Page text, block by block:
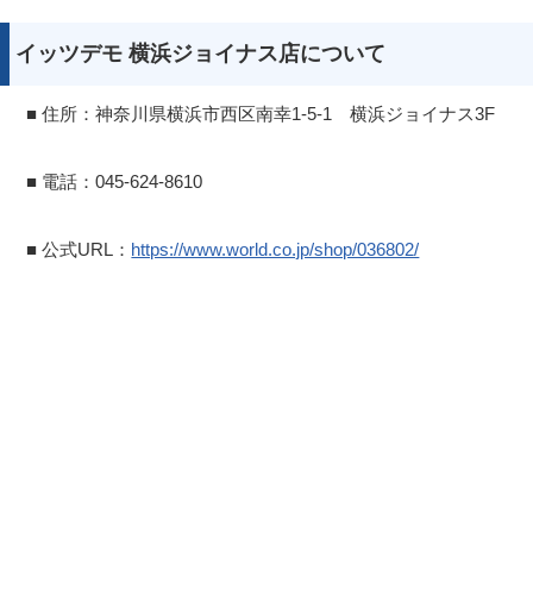
イッツデモ 横浜ジョイナス店について
■ 住所：神奈川県横浜市西区南幸1-5-1 横浜ジョイナス3F
■ 電話：045-624-8610
■ 公式URL： https://www.world.co.jp/shop/036802/